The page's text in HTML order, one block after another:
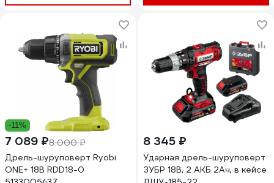
-11%
7 089 ₽8 000 ₽
Дрель-шуруповерт Ryobi
ONE+ 18В RDD18-0
8 345 ₽
Ударная дрель-шуруповерт
ЗУБР 18В, 2 АКБ 2Ач, в кейсе